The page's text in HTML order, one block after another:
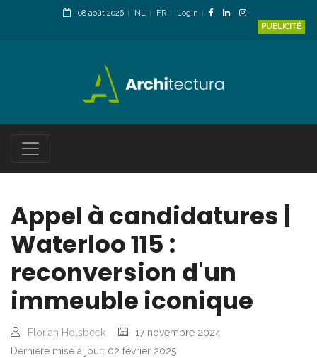
08 août 2026 NL FR
Login
PUBLICITÉ
Appel à candidatures |
Waterloo 115 :
reconversion d'un
immeuble iconique
Florian Holsbeek
17 novembre 2024
Dernière mise à jour: 02 février 2025